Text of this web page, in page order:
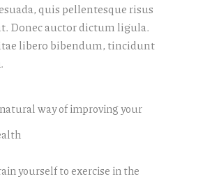
quis pellentesque risus
Donec auctor dictum ligula.
libero bibendum, tincidunt
way of improving your
yourself to exercise in the